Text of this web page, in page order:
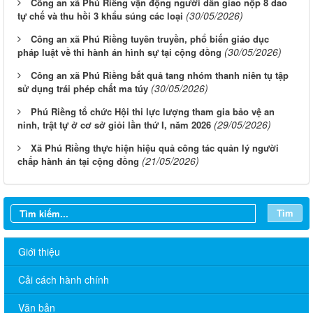
tự chế và thu hồi 3 khẩu súng các loại (30/05/2026)
Công an xã Phú Riềng tuyên truyền, phổ biến giáo dục
pháp luật về thi hành án hình sự tại cộng đồng (30/05/2026)
Công an xã Phú Riềng bắt quả tang nhóm thanh niên tụ tập
sử dụng trái phép chất ma túy (30/05/2026)
Phú Riềng tổ chức Hội thi lực lượng tham gia bảo vệ an
ninh, trật tự ở cơ sở giỏi lần thứ I, năm 2026 (29/05/2026)
Xã Phú Riềng thực hiện hiệu quả công tác quản lý người
chấp hành án tại cộng đồng (21/05/2026)
Tìm
Giới thiệu
Cải cách hành chính
Văn bản